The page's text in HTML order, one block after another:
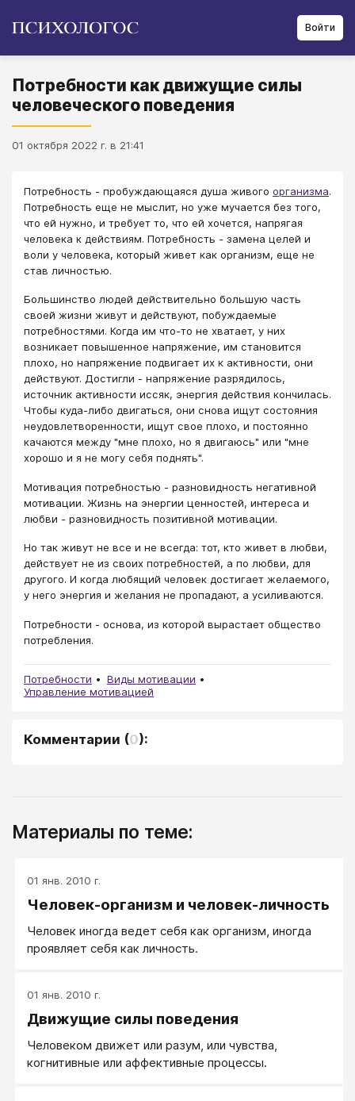
Войти
Потребности как движущие силы
человеческого поведения
01 октября 2022 г. в 21:41
Потребность - пробуждающаяся душа живого организма.
Потребность еще не мыслит, но уже мучается без того,
что ей нужно, и требует то, что ей хочется, напрягая
человека к действиям. Потребность - замена целей и
воли у человека, который живет как организм, еще не
став личностью.
Большинство людей действительно большую часть
своей жизни живут и действуют, побуждаемые
потребностями. Когда им что-то не хватает, у них
возникает повышенное напряжение, им становится
плохо, но напряжение подвигает их к активности, они
действуют. Достигли - напряжение разрядилось,
источник активности иссяк, энергия действия кончилась.
Чтобы куда-либо двигаться, они снова ищут состояния
неудовлетворенности, ищут свое плохо, и постоянно
качаются между "мне плохо, но я двигаюсь" или "мне
хорошо и я не могу себя поднять".
Мотивация потребностью - разновидность негативной
мотивации. Жизнь на энергии ценностей, интереса и
любви - разновидность позитивной мотивации.
Но так живут не все и не всегда: тот, кто живет в любви,
действует не из своих потребностей, а по любви, для
другого. И когда любящий человек достигает желаемого,
у него энергия и желания не пропадают, а усиливаются.
Потребности - основа, из которой вырастает общество
потребления.
Потребности
Виды мотивации
Управление мотивацией
Комментарии (0):
Материалы по теме:
01 янв. 2010 г.
Человек-организм и человек-личность
Человек иногда ведет себя как организм, иногда
проявляет себя как личность.
01 янв. 2010 г.
Движущие силы поведения
Человеком движет или разум, или чувства,
когнитивные или аффективные процессы.